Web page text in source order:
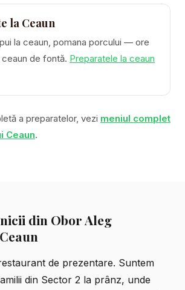
la Ceaun
la ceaun, pomana porcului — ore
de fontă. Preparatele la ceaun
a preparatelor, vezi meniul complet
Ceaun.
din Obor Aleg
de prezentare. Suntem
din Sector 2 la prânz, unde